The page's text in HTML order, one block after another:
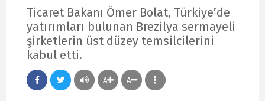
Ticaret Bakanı Ömer Bolat, Türkiye’de
yatırımları bulunan Brezilya sermayeli
şirketlerin üst düzey temsilcilerini
kabul etti.
A A